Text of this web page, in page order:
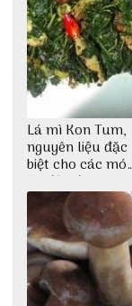
Lá mì Kon Tum,
nguyên liệu đặc
biệt cho các món
ăn độc đáo